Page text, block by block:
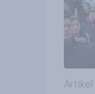
Artikel